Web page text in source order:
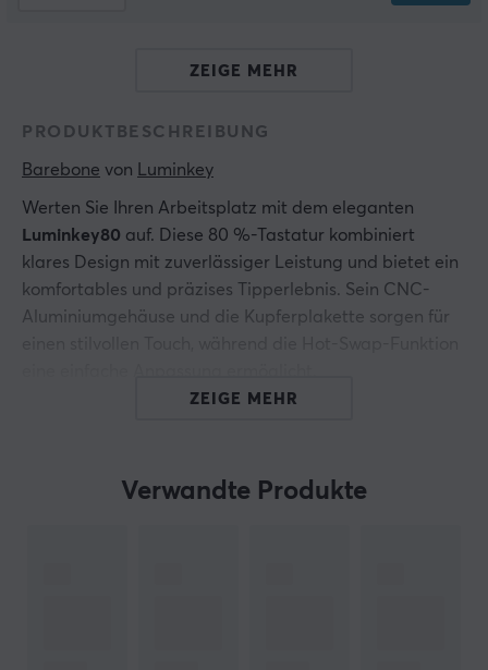
ZEIGE MEHR
PRODUKTBESCHREIBUNG
Barebone von Luminkey
Werten Sie Ihren Arbeitsplatz mit dem eleganten
Luminkey80 auf. Diese 80 %-Tastatur kombiniert
klares Design mit zuverlässiger Leistung und bietet ein
komfortables und präzises Tipperlebnis. Sein CNC-
Aluminiumgehäuse und die Kupferplakette sorgen für
kabelgebunden)
ZEIGE MEHR
Verwandte Produkte